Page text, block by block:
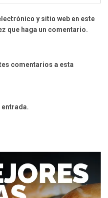
y sitio web en este
que haga un comentario.
comentarios a esta
entrada.